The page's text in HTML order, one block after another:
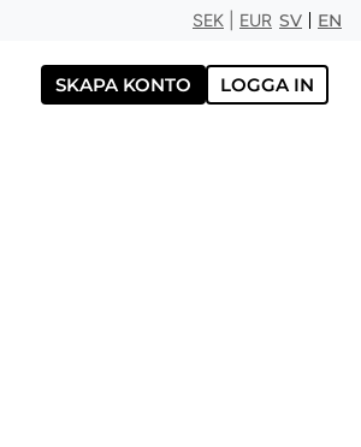
SEK EUR SV EN
SKAPA KONTO LOGGA IN